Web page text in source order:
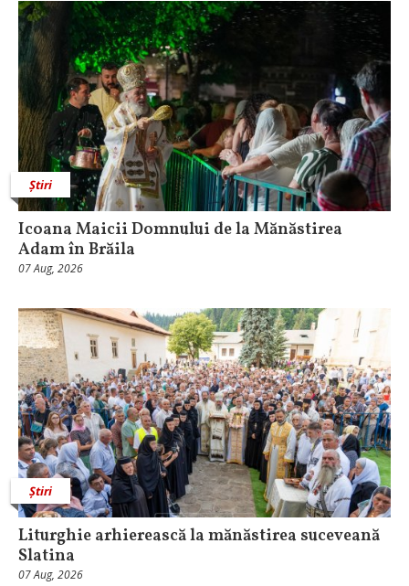
Știri
Icoana Maicii Domnului de la Mănăstirea
Adam în Brăila
07 Aug, 2026
Știri
Liturghie arhierească la mănăstirea suceveană
Slatina
07 Aug, 2026